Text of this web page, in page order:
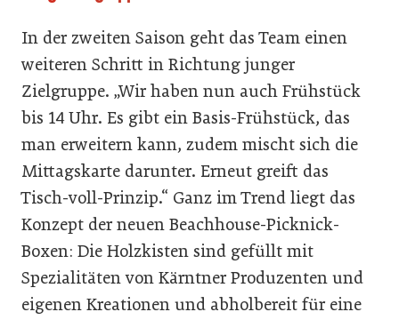
In der zweiten Saison geht das Team einen
weiteren Schritt in Richtung junger
Zielgruppe. „Wir haben nun auch Frühstück
bis 14 Uhr. Es gibt ein Basis-Frühstück, das
man erweitern kann, zudem mischt sich die
Mittagskarte darunter. Erneut greift das
Tisch-voll-Prinzip.“ Ganz im Trend liegt das
Konzept der neuen Beachhouse-Picknick-
Boxen: Die Holzkisten sind gefüllt mit
Spezialitäten von Kärntner Produzenten und
eigenen Kreationen und abholbereit für eine